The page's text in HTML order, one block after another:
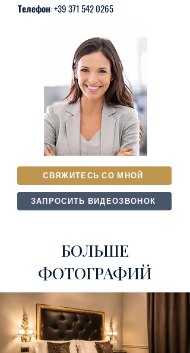
Телефон:+39 371 542 0265
СВЯЖИТЕСЬ СО МНОЙ
ЗАПРОСИТЬ ВИДЕОЗВОНОК
БОЛЬШЕ
ФОТОГРАФИЙ